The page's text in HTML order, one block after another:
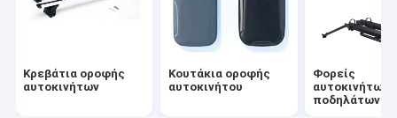
Κρεβάτια οροφής
αυτοκινήτων
Κουτάκια οροφής
αυτοκινήτου
Φορείς
αυτοκινήτων
ποδηλάτων